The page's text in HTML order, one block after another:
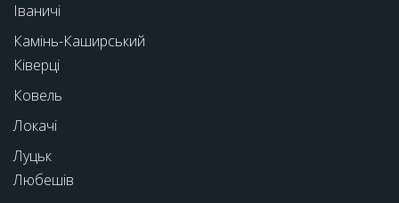
Іваничі
Камінь-Каширський
Ківерці
Ковель
Локачі
Луцьк
Любешів